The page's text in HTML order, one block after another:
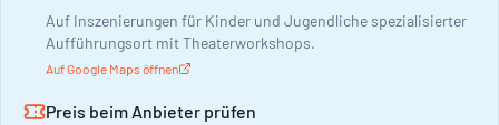
Auf Inszenierungen für Kinder und Jugendliche spezialisierter
Aufführungsort mit Theaterworkshops.
Auf Google Maps öffnen
Preis beim Anbieter prüfen